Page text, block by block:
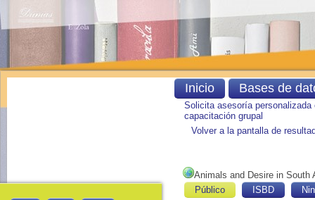
Solicita asesoría personalizada
capacitación grupal
Volver a la pantalla de
Animals and Desire in South
Público
ISBD
Inicio Bases de